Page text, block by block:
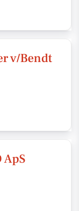
v/Bendt
ApS